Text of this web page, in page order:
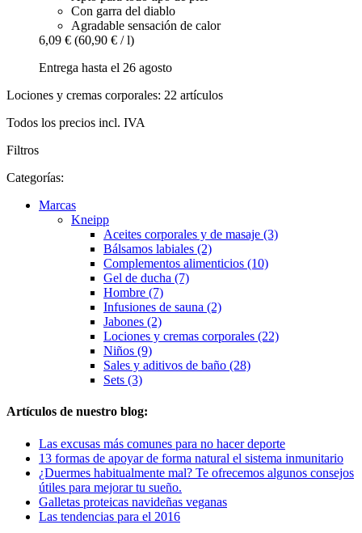
Con garra del diablo
Agradable sensación de calor
6,09 € (60,90 € / l)
Entrega hasta el 26 agosto
Lociones y cremas corporales: 22 artículos
Todos los precios incl. IVA
Filtros
Categorías:
Marcas
Kneipp
Aceites corporales y de masaje (3)
Bálsamos labiales (2)
Complementos alimenticios (10)
Gel de ducha (7)
Hombre (7)
Infusiones de sauna (2)
Jabones (2)
Lociones y cremas corporales (22)
Niños (9)
Sales y aditivos de baño (28)
Sets (3)
Artículos de nuestro blog:
Las excusas más comunes para no hacer deporte
13 formas de apoyar de forma natural el sistema inmunitario
¿Duermes habitualmente mal? Te ofrecemos algunos consejos
útiles para mejorar tu sueño.
Galletas proteicas navideñas veganas
Las tendencias para el 2016